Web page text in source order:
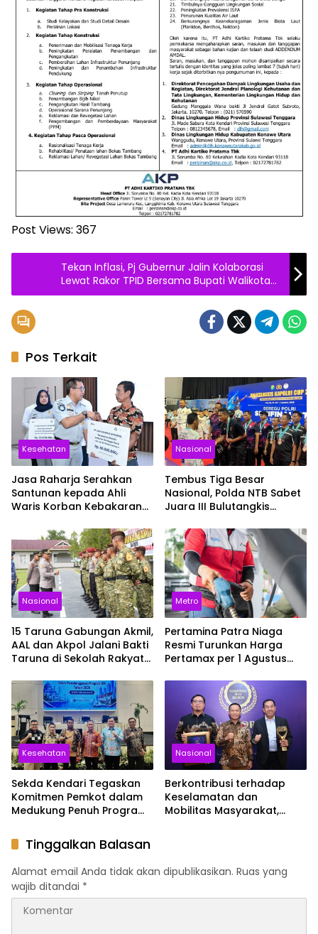
Post Views: 367
Tekan Inflasi, Pj Gubernur Jalin Kolaborasi
Lewat Rakor TPID Bersama Bupati Walikota
se Sultra
Pos Terkait
Kesehatan
Jasa Raharja Serahkan
Santunan kepada Ahli
Waris Korban Kebakaran
Nasional
Tembus Tiga Besar
Nasional, Polda NTB Sabet
Juara III Bulutangkis
Nasional
15 Taruna Gabungan Akmil,
AAL dan Akpol Jalani Bakti
Taruna di Sekolah Rakyat
Metro
Pertamina Patra Niaga
Resmi Turunkan Harga
Pertamax per 1 Agustus
Sekarang
Kesehatan
Sekda Kendari Tegaskan
Komitmen Pemkot dalam
Medukung Penuh Program
Nasional
Berkontribusi terhadap
Keselamatan dan
Mobilitas Masyarakat,
Awards 2026
Tinggalkan Balasan
Alamat email Anda tidak akan dipublikasikan. Ruas yang
wajib ditandai *